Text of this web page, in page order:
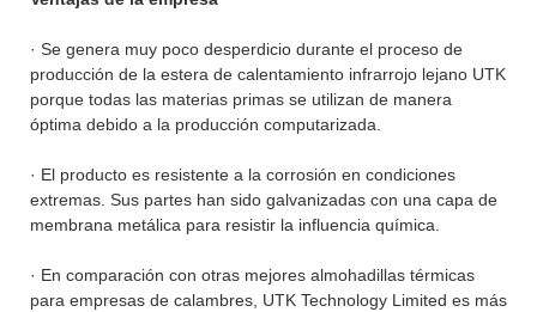
· Se genera muy poco desperdicio durante el proceso de
producción de la estera de calentamiento infrarrojo lejano UTK
porque todas las materias primas se utilizan de manera
óptima debido a la producción computarizada.
· El producto es resistente a la corrosión en condiciones
extremas. Sus partes han sido galvanizadas con una capa de
membrana metálica para resistir la influencia química.
· En comparación con otras mejores almohadillas térmicas
para empresas de calambres, UTK Technology Limited es más